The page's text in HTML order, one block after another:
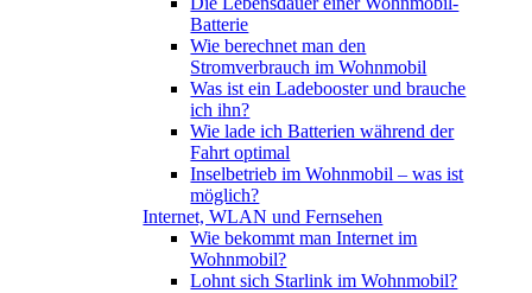
Batterie
Wie berechnet man den
Stromverbrauch im Wohnmobil
Was ist ein Ladebooster und brauche
ich ihn?
Wie lade ich Batterien während der
Fahrt optimal
Inselbetrieb im Wohnmobil – was ist
möglich?
Internet, WLAN und Fernsehen
Wie bekommt man Internet im
Wohnmobil?
Lohnt sich Starlink im Wohnmobil?